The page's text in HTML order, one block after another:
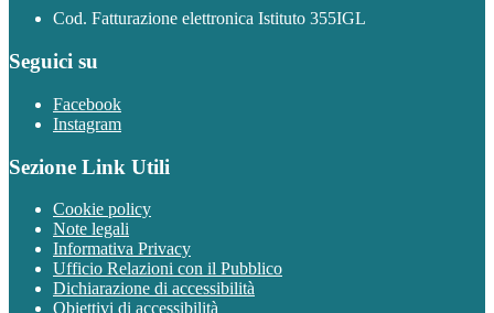
Cod. Fatturazione elettronica Istituto 355IGL
Seguici su
Facebook
Instagram
Sezione Link Utili
Cookie policy
Note legali
Informativa Privacy
Ufficio Relazioni con il Pubblico
Dichiarazione di accessibilità
Obiettivi di accessibilità